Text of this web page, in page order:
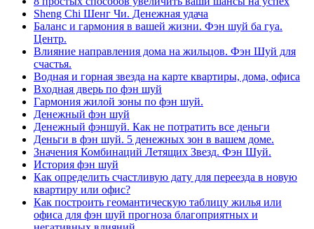
Sheng Chi Шенг Чи. Денежная удача
Баланс и гармония в вашей жизни. Фэн шуй ба гуа.
Центр.
Влияние направления дома на жильцов. Фэн Шуй для
счастья.
Водная и горная звезда на карте квартиры, дома, офиса
Входная дверь по фэн шуй
Гармония жилой зоны по фэн шуй.
Денежный фэн шуй
Денежный фэншуй. Как не потратить все деньги
Деньги в фэн шуй. 5 денежных зон в вашем доме.
Значения Комбинаций Летящих Звезд. Фэн Шуй.
История фэн шуй
Как определить счастливую дату для переезда в новую
квартиру или офис?
Как построить геомантическую таблицу жилья или
офиса для фэн шуй прогноза благоприятных и